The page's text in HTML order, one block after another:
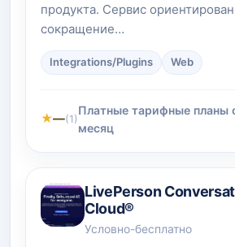
продукта. Сервис
сокращение…
Integrations/Plugins Web
★—(1)
Платные тарифные планы
месяц
LivePerson
Cloud®
Условно-бесплатно